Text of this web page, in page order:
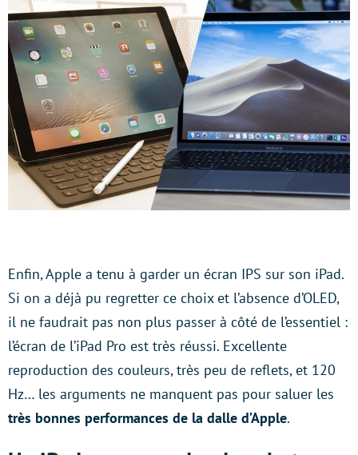
Enfin, Apple a tenu à garder un écran IPS sur son iPad.
Si on a déjà pu regretter ce choix et l’absence d’OLED,
il ne faudrait pas non plus passer à côté de l’essentiel :
l’écran de l’iPad Pro est très réussi. Excellente
reproduction des couleurs, très peu de reflets, et 120
Hz… les arguments ne manquent pas pour saluer les
très bonnes performances de la dalle d’Apple.